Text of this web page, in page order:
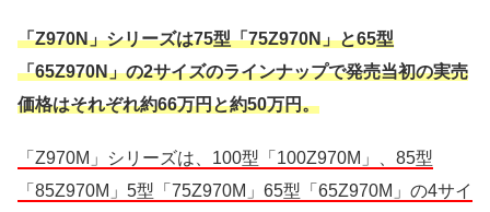
「Z970N」シリーズは75型「75Z970N」と65型
「65Z970N」の2サイズのラインナップで発売当初の実売
価格はそれぞれ約66万円と約50万円。
「Z970M」シリーズは、100型「100Z970M」、85型
「85Z970M」5型「75Z970M」65型「65Z970M」の4サイ